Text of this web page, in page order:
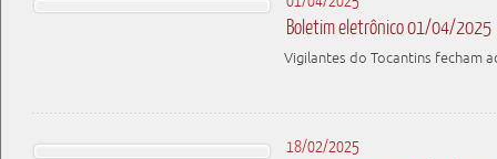
Boletim eletrônico 01/04/2025
Vigilantes do Tocantins fecham
18/02/2025